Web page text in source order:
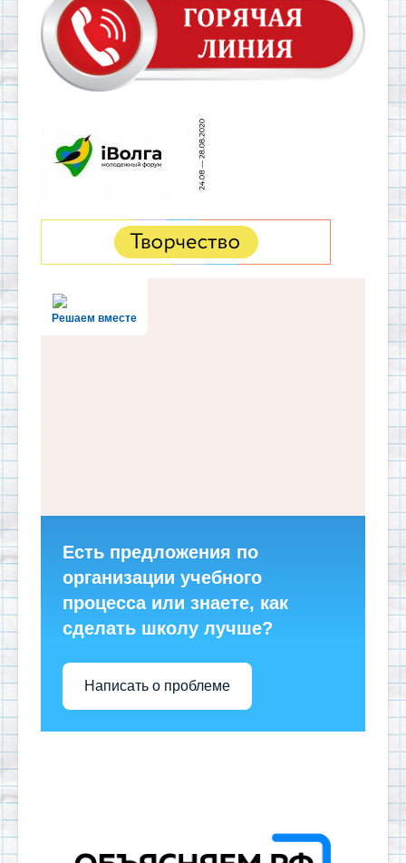
Решаем вместе
Есть предложения по
организации учебного
процесса или знаете, как
сделать школу лучше?
Написать о проблеме